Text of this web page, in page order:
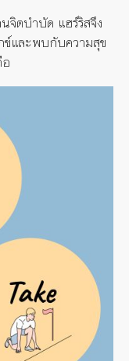
จิตบำบัด แฮร์ริสจึง
และพบกับความสุข